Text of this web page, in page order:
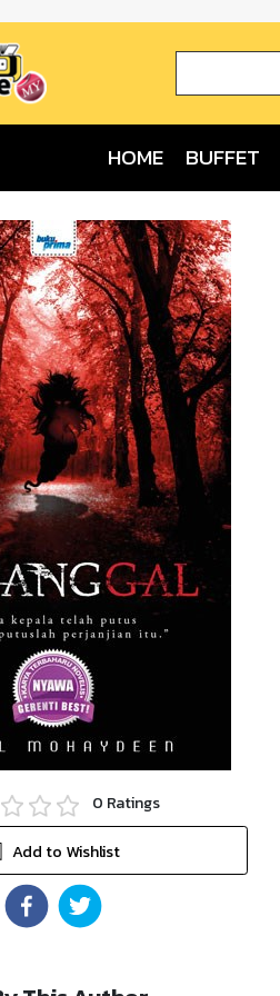
HOME BUFFET
0 Ratings
Add to Wishlist